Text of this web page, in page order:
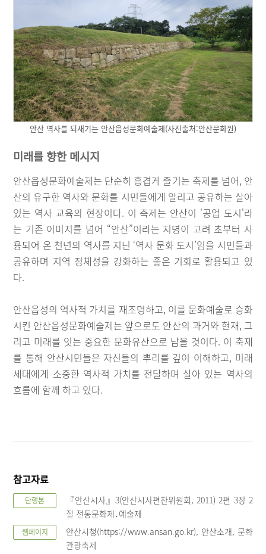
안산 역사를 되새기는 안산읍성문화예술제(사진출처:안산문화원)
미래를 향한 메시지
안산읍성문화예술제는 단순히 흥겹게 즐기는 축제를 넘어, 안
산의 유구한 역사와 문화를 시민들에게 알리고 공유하는 살아
있는 역사 교육의 현장이다. 이 축제는 안산이 '공업 도시'라
는 기존 이미지를 넘어 “안산”이라는 지명이 고려 초부터 사
용되어 온 천년의 역사를 지닌 ‘역사 문화 도시’임을 시민들과
공유하며 지역 정체성을 강화하는 좋은 기회로 활용되고 있
다.
안산읍성의 역사적 가치를 재조명하고, 이를 문화예술로 승화
시킨 안산읍성문화예술제는 앞으로도 안산의 과거와 현재, 그
리고 미래를 잇는 중요한 문화유산으로 남을 것이다. 이 축제
를 통해 안산시민들은 자신들의 뿌리를 깊이 이해하고, 미래
세대에게 소중한 역사적 가치를 전달하며 살아 있는 역사의
흐름에 함께 하고 있다.
참고자료
단행본
『안산시사』3(안산시사편찬위원회, 2011) 2편 3장 2
절 전통문화제․예술제
웹페이지
안산시청(https://www.ansan.go.kr), 안산소개, 문화
관광축제